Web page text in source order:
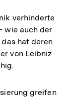
verhinderte
wie auch der
hat deren
von Leibniz
greifen